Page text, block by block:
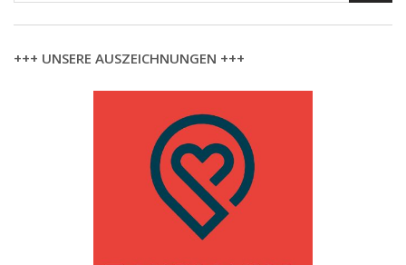
+++ UNSERE AUSZEICHNUNGEN +++